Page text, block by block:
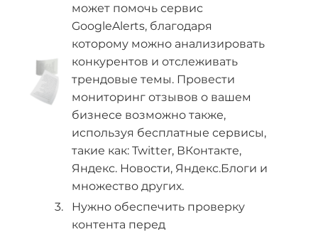
может помочь сервис
GoogleAlerts, благодаря
которому можно анализировать
конкурентов и отслеживать
трендовые темы. Провести
мониторинг отзывов о вашем
бизнесе возможно также,
используя бесплатные сервисы,
такие как: Twitter, ВКонтакте,
Яндекс. Новости, Яндекс.Блоги и
множество других.
Нужно обеспечить проверку
контента перед